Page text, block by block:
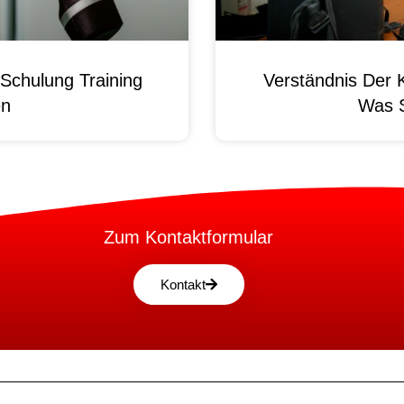
Training
Verständnis Der
Was
Zum Kontaktformular
Kontakt